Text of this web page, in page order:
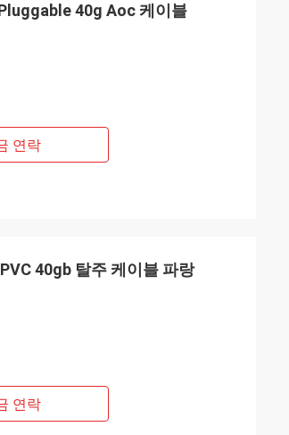
40g Aoc 케이블
연락
40gb 탈주 케이블 파랑
연락